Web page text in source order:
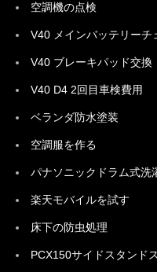
空調機の点検
V40 メインバッテリーチ
V40 ブレーキパッド交換
V40 D4 2回目車検費用
ベランダ防水塗装
空調服を作る
パナソニックドラム式洗
楽天モバイルを試す
床下の防虫処理
PCX150サイドスタンド